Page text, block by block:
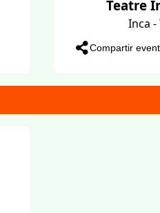
Teatre
Inca -
Compartir